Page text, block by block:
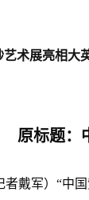
艺术展亮相大
原标题：
者戴军）“中